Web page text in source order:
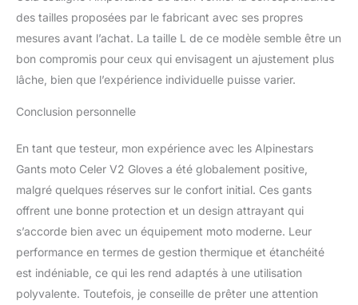
des tailles proposées par le fabricant avec ses propres
mesures avant l’achat. La taille L de ce modèle semble être un
bon compromis pour ceux qui envisagent un ajustement plus
lâche, bien que l’expérience individuelle puisse varier.
Conclusion personnelle
En tant que testeur, mon expérience avec les Alpinestars
Gants moto Celer V2 Gloves a été globalement positive,
malgré quelques réserves sur le confort initial. Ces gants
offrent une bonne protection et un design attrayant qui
s’accorde bien avec un équipement moto moderne. Leur
performance en termes de gestion thermique et étanchéité
est indéniable, ce qui les rend adaptés à une utilisation
polyvalente. Toutefois, je conseille de prêter une attention